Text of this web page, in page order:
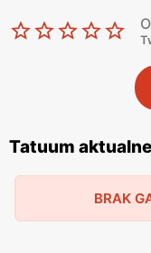
odzieży damskiej i
klasyczne koszule,
casualową. Marka
, które
te są źródłem
specjalnych
klienci mogą śledzić
Tatuum
BRAK